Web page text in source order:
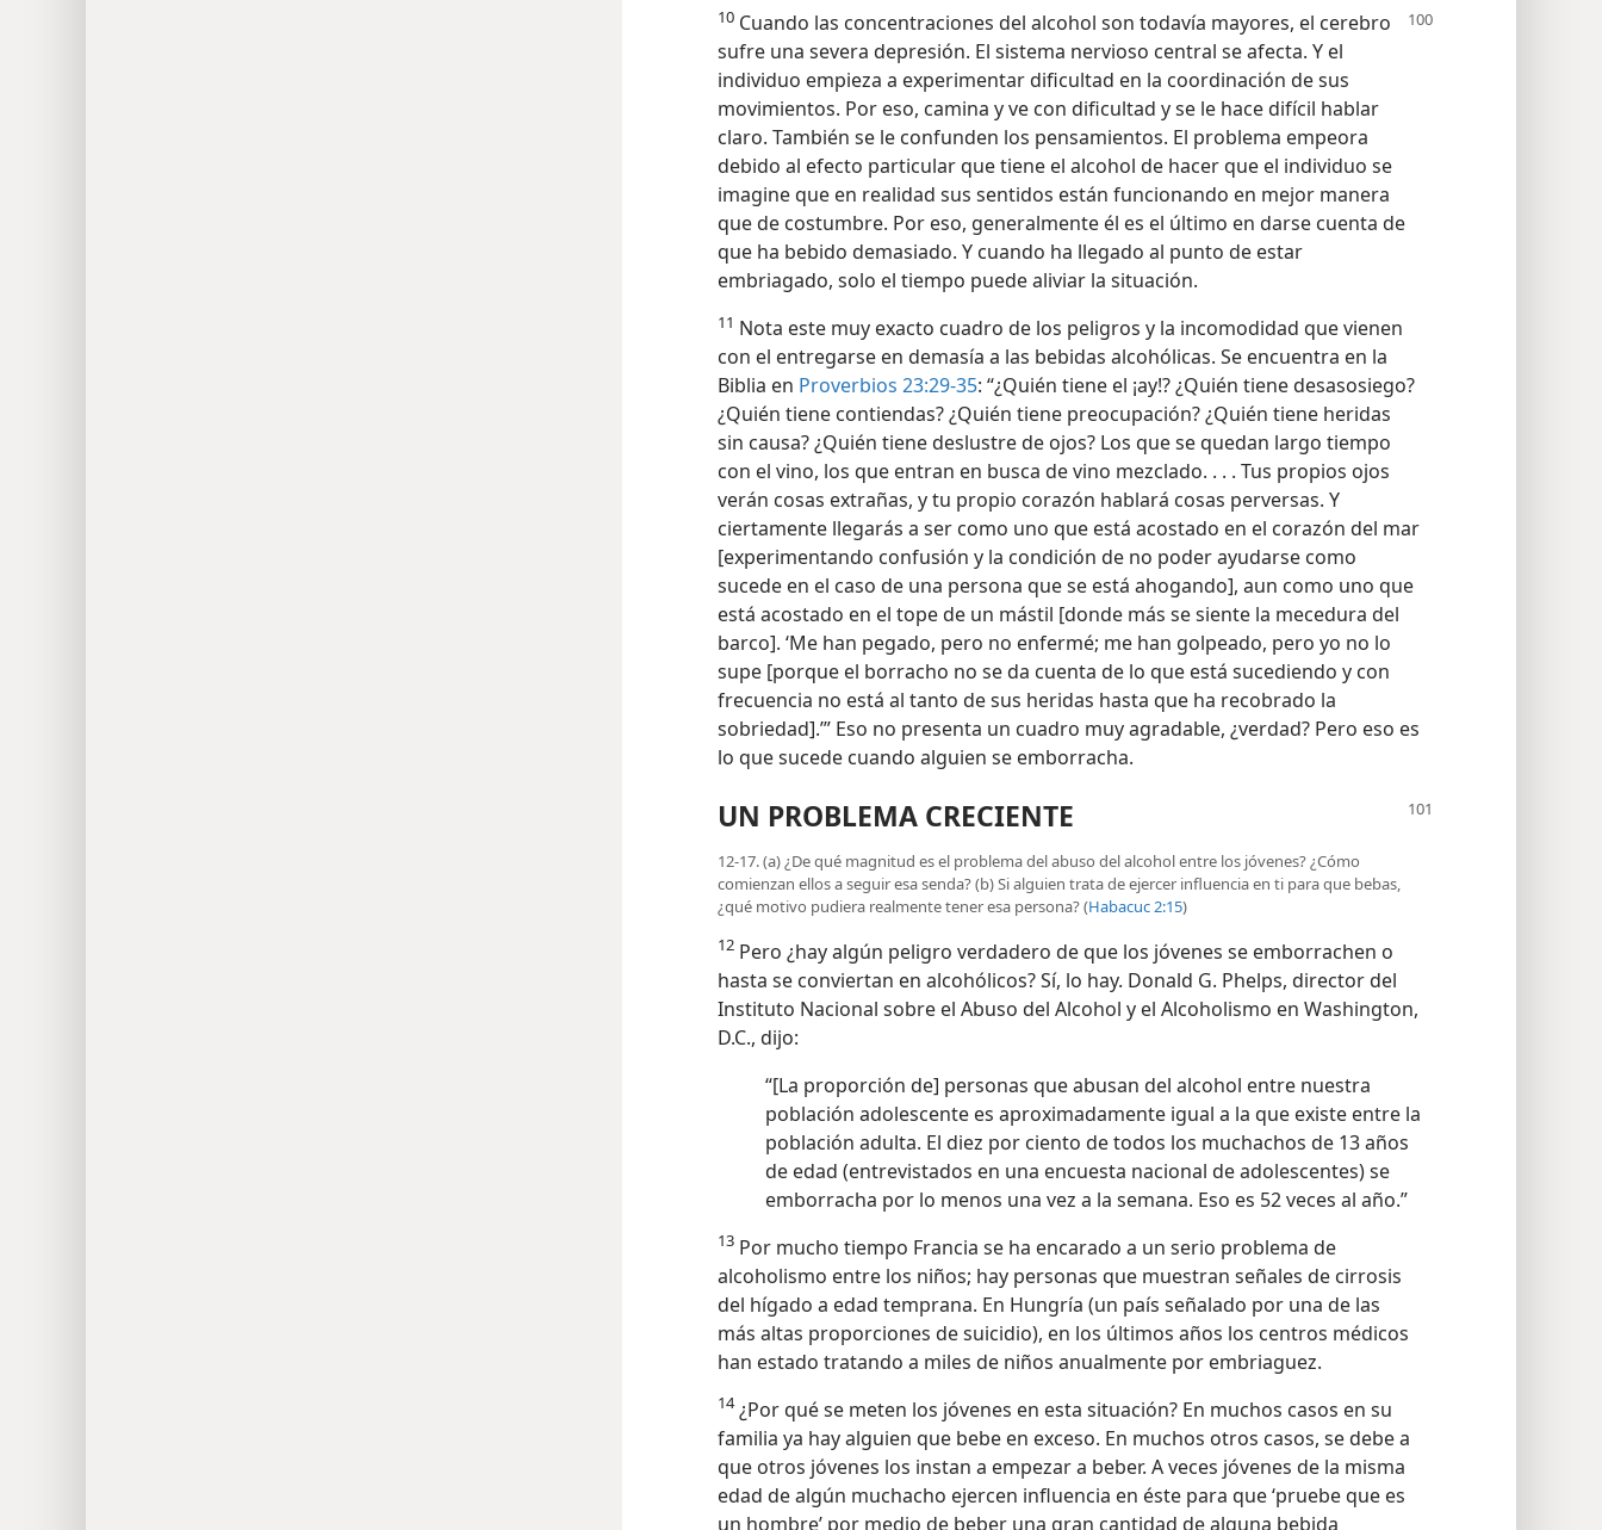
10 Cuando las concentraciones del alcohol son todavía mayores, el cerebro
sufre una severa depresión. El sistema nervioso central se afecta. Y el
individuo empieza a experimentar dificultad en la coordinación de sus
movimientos. Por eso, camina y ve con dificultad y se le hace difícil hablar
claro. También se le confunden los pensamientos. El problema empeora
debido al efecto particular que tiene el alcohol de hacer que el individuo se
imagine que en realidad sus sentidos están funcionando en mejor manera
que de costumbre. Por eso, generalmente él es el último en darse cuenta de
que ha bebido demasiado. Y cuando ha llegado al punto de estar
embriagado, solo el tiempo puede aliviar la situación.
11 Nota este muy exacto cuadro de los peligros y la incomodidad que vienen
con el entregarse en demasía a las bebidas alcohólicas. Se encuentra en la
Biblia en Proverbios 23:29-35: “¿Quién tiene el ¡ay!? ¿Quién tiene desasosiego?
¿Quién tiene contiendas? ¿Quién tiene preocupación? ¿Quién tiene heridas
sin causa? ¿Quién tiene deslustre de ojos? Los que se quedan largo tiempo
con el vino, los que entran en busca de vino mezclado. . . . Tus propios ojos
verán cosas extrañas, y tu propio corazón hablará cosas perversas. Y
ciertamente llegarás a ser como uno que está acostado en el corazón del mar
[experimentando confusión y la condición de no poder ayudarse como
sucede en el caso de una persona que se está ahogando], aun como uno que
está acostado en el tope de un mástil [donde más se siente la mecedura del
barco]. ‘Me han pegado, pero no enfermé; me han golpeado, pero yo no lo
supe [porque el borracho no se da cuenta de lo que está sucediendo y con
frecuencia no está al tanto de sus heridas hasta que ha recobrado la
sobriedad].’” Eso no presenta un cuadro muy agradable, ¿verdad? Pero eso es
lo que sucede cuando alguien se emborracha.
UN PROBLEMA CRECIENTE
12-17. (a) ¿De qué magnitud es el problema del abuso del alcohol entre los jóvenes? ¿Cómo
comienzan ellos a seguir esa senda? (b) Si alguien trata de ejercer influencia en ti para que bebas,
¿qué motivo pudiera realmente tener esa persona? (Habacuc 2:15)
12 Pero ¿hay algún peligro verdadero de que los jóvenes se emborrachen o
hasta se conviertan en alcohólicos? Sí, lo hay. Donald G. Phelps, director del
Instituto Nacional sobre el Abuso del Alcohol y el Alcoholismo en Washington,
D.C., dijo:
“[La proporción de] personas que abusan del alcohol entre nuestra
población adolescente es aproximadamente igual a la que existe entre la
población adulta. El diez por ciento de todos los muchachos de 13 años
de edad (entrevistados en una encuesta nacional de adolescentes) se
emborracha por lo menos una vez a la semana. Eso es 52 veces al año.”
13 Por mucho tiempo Francia se ha encarado a un serio problema de
alcoholismo entre los niños; hay personas que muestran señales de cirrosis
del hígado a edad temprana. En Hungría (un país señalado por una de las
más altas proporciones de suicidio), en los últimos años los centros médicos
han estado tratando a miles de niños anualmente por embriaguez.
14¿Por qué se meten los jóvenes en esta situación? En muchos casos en su
familia ya hay alguien que bebe en exceso. En muchos otros casos, se debe a
que otros jóvenes los instan a empezar a beber. A veces jóvenes de la misma
edad de algún muchacho ejercen influencia en éste para que ‘pruebe que es
un hombre’ por medio de beber una gran cantidad de alguna bebida